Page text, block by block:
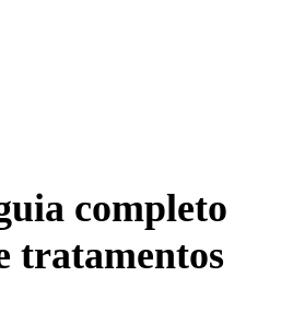
completo
tratamentos